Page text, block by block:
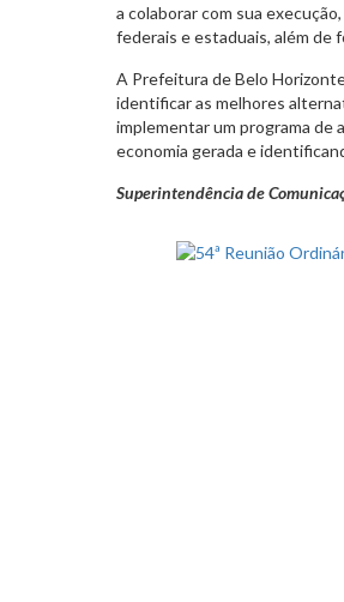
a colaborar com sua
federais e estaduais, além de
A Prefeitura de Belo
identificar as melhores
implementar um programa de
economia gerada e
Superintendência de